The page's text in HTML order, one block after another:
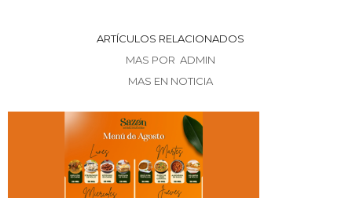
ARTÍCULOS RELACIONADOS
MAS POR ADMIN
MAS EN NOTICIA